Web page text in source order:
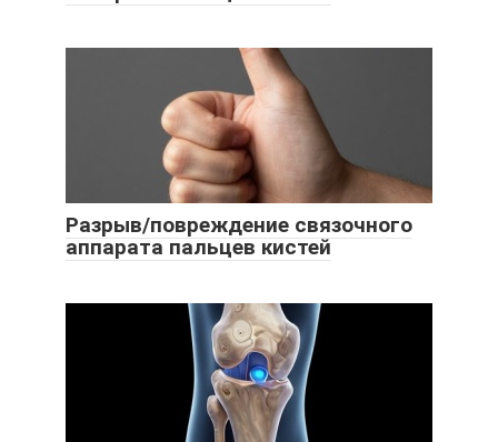
Разрыв/повреждение связочного
аппарата пальцев кистей